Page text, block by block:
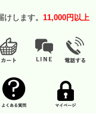
します。 11,000円以上